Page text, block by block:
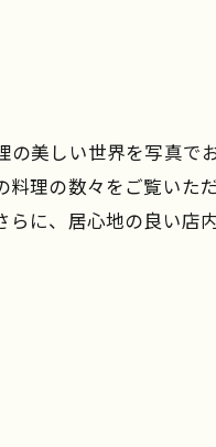
の美しい世界を写真で
料理の数々をご覧いた
らに、居心地の良い店